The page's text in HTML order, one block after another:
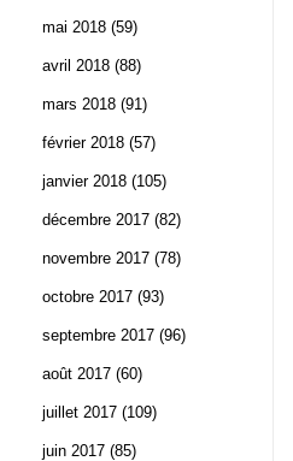
mai 2018 (59)
avril 2018 (88)
mars 2018 (91)
février 2018 (57)
janvier 2018 (105)
décembre 2017 (82)
novembre 2017 (78)
octobre 2017 (93)
septembre 2017 (96)
août 2017 (60)
juillet 2017 (109)
juin 2017 (85)